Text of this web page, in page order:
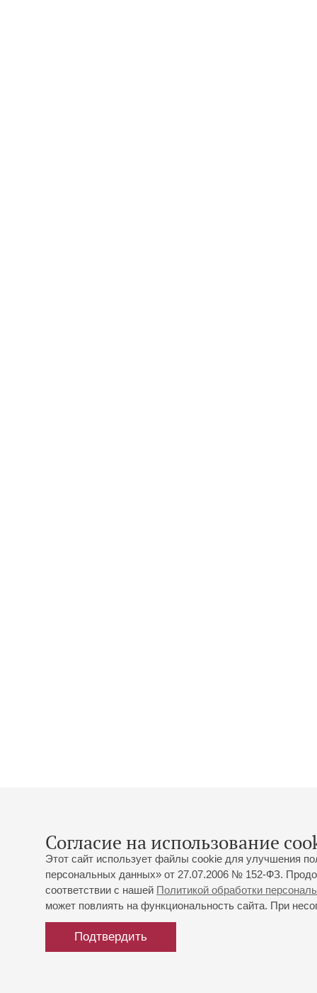
Согласие на использование
Этот сайт использует файлы cookie для улучшения
персональных данных» от 27.07.2006 № 152-ФЗ.
соответствии с нашей Политикой обработки
может повлиять на функциональность сайта. При
Подтвердить